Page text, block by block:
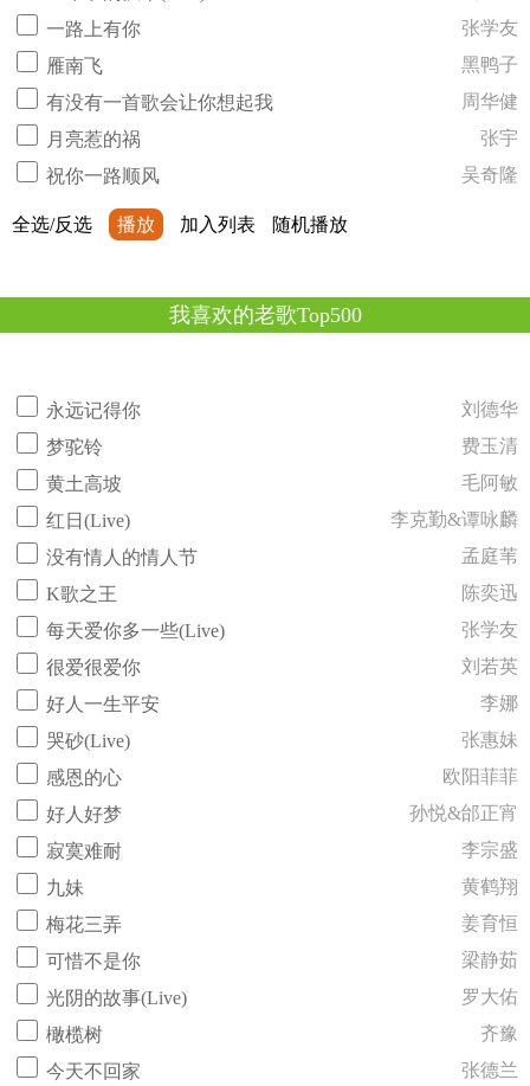
一路上有你
张学友
雁南飞
黑鸭子
有没有一首歌会让你想起我
周华健
月亮惹的祸
张宇
祝你一路顺风
吴奇隆
全选/反选 播放 加入列表 随机播放
我喜欢的老歌Top500
永远记得你
刘德华
梦驼铃
费玉清
黄土高坡
毛阿敏
红日(Live)
李克勤&谭咏麟
没有情人的情人节
孟庭苇
K歌之王
陈奕迅
每天爱你多一些(Live)
张学友
很爱很爱你
刘若英
好人一生平安
李娜
哭砂(Live)
张惠妹
感恩的心
欧阳菲菲
好人好梦
孙悦&邰正宵
寂寞难耐
李宗盛
九妹
黄鹤翔
梅花三弄
姜育恒
可惜不是你
梁静茹
光阴的故事(Live)
罗大佑
橄榄树
齐豫
今天不回家
张德兰